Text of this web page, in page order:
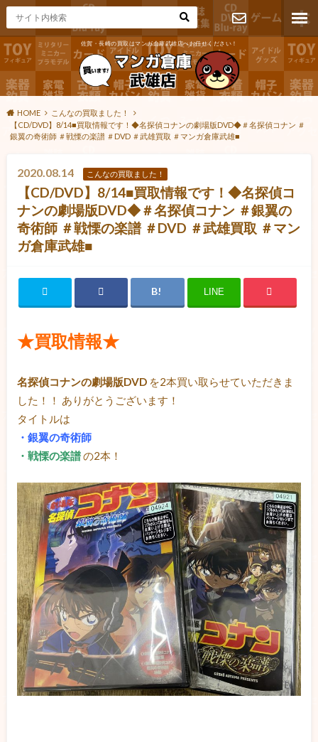
佐賀・長崎の買取はマンガ倉庫武雄店へお任せください！
お問い合わ
せ
HOME
こんなの買取ました！
【CD/DVD】8/14■買取情報です！◆名探偵コナンの劇場版DVD◆＃名探偵コナン ＃
銀翼の奇術師 ＃戦慄の楽譜 ＃DVD ＃武雄買取 ＃マンガ倉庫武雄■
2020.08.14 こんなの買取ました！
【CD/DVD】8/14■買取情報です！◆名探偵コ
ナンの劇場版DVD◆＃名探偵コナン ＃銀翼の
奇術師 ＃戦慄の楽譜 ＃DVD ＃武雄買取 ＃マン
ガ倉庫武雄■
LINE
★買取情報★
名探偵コナンの劇場版DVD を2本買い取らせていただきま
した！！ ありがとうございます！
タイトルは
・銀翼の奇術師
・戦慄の楽譜の2本！